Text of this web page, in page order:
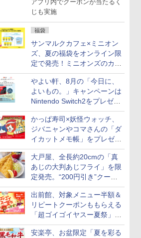
アプリ内でクーポンが当たるく
じも実施
福袋
サンマルクカフェ×ミニオン
ズ、夏の福袋をオンライン限
定で発売！ミニオンズのカッ
プと2500円相当のチケット
付き
やよい軒、8月の「今日に、
よいもの。」キャンペーンは
Nintendo Switch2をプレゼン
ト
かっぱ寿司×妖怪ウォッチ、
ジバニャンやコマさんの「ダ
イカットメモ帳」をプレゼン
ト
大戸屋、全長約20cmの「真
あじの大判あじフライ」を限
定発売。“200円引き”クーポ
ンも配信
出前館、対象メニュー半額＆
リピートクーポンももらえる
「超ゴイゴイヤスー夏祭」を
実施
安楽亭、お盆限定「夏を彩る
7 8
7 8
7 8